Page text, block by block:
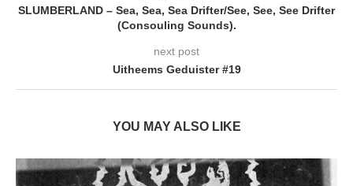
SLUMBERLAND – Sea, Sea, Sea Drifter/See, See, See Drifter
(Consouling Sounds) .
next post
Uitheems Geduister #19
YOU MAY ALSO LIKE